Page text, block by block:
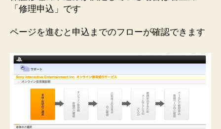
「修理申込」です
ページを進むと申込までのフローが確認できます